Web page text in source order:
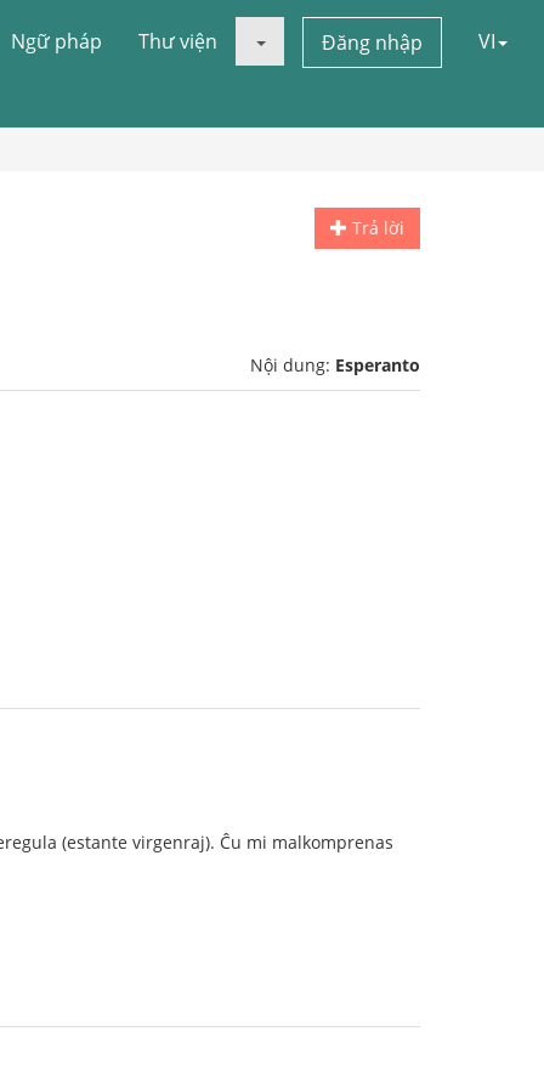
Ngữ pháp Thư viện Đăng nhập VI
Trả lời
Nội dung: Esperanto
(estante virgenraj). Ĉu mi malkomprenas